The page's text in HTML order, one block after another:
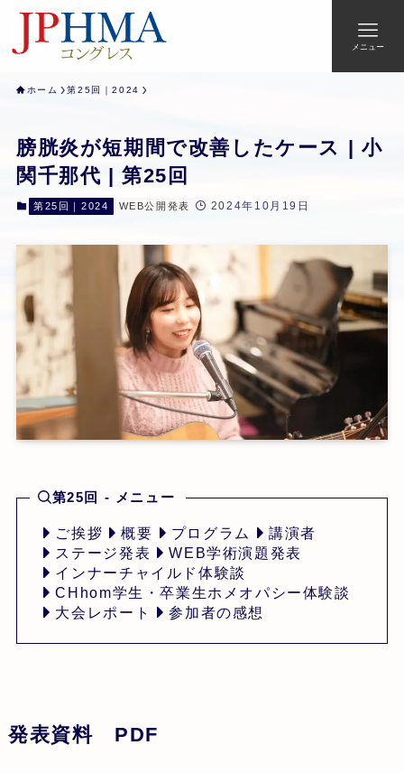
メニュー
ホーム 第25回｜2024
膀胱炎が短期間で改善したケース | 小
関千那代 | 第25回
第25回｜2024 WEB公開発表 2024年10月19日
第25回 - メニュー
ご挨拶 概要 プログラム
講演者
ステージ発表
WEB学術演題発表
インナーチャイルド体験談
CHhom学生・卒業生ホメオパシー体験談
大会レポート
参加者の感想
発表資料 PDF